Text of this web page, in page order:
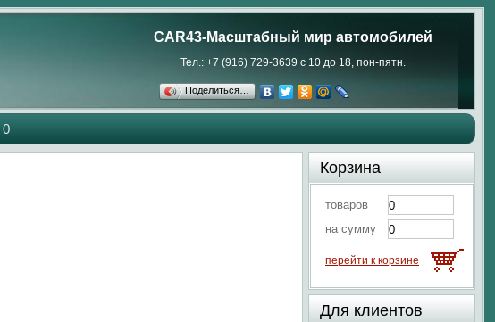
CAR43-Масштабный мир автомобилей
Тел.: +7 (916) 729-3639 с 10 до 18, пон-пятн.
Поделиться…
0
Корзина
товаров
на сумму
перейти к корзине
Для клиентов